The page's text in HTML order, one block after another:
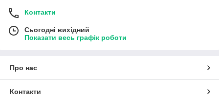
Контакти
Сьогодні вихідний
Показати весь графік роботи
Про нас
Контакти